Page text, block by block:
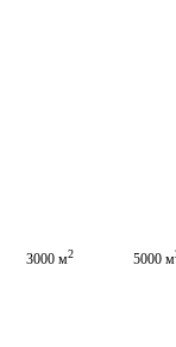
3000 м2 5000 м